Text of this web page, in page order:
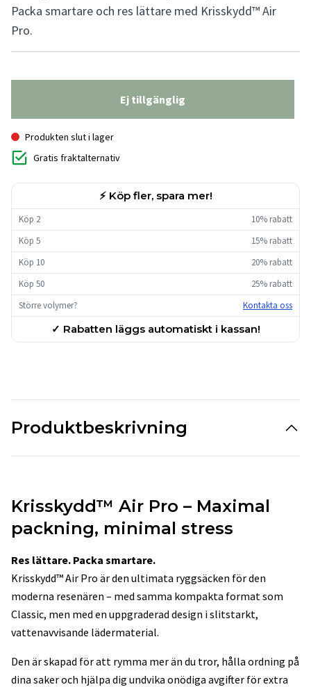
Packa smartare och res lättare med Krisskydd™ Air
Pro.
Ej tillgänglig
Produkten slut i lager
Gratis fraktalternativ
⚡ Köp fler, spara mer!
Köp 2
10% rabatt
Köp 5
15% rabatt
Köp 10
20% rabatt
Köp 50
25% rabatt
Större volymer?
Kontakta oss
✓ Rabatten läggs automatiskt i kassan!
Produktbeskrivning
Krisskydd™ Air Pro – Maximal
packning, minimal stress
Res lättare. Packa smartare.
Krisskydd™ Air Pro är den ultimata ryggsäcken för den
moderna resenären – med samma kompakta format som
Classic, men med en uppgraderad design i slitstarkt,
vattenavvisande lädermaterial.
Den är skapad för att rymma mer än du tror, hålla ordning på
dina saker och hjälpa dig undvika onödiga avgifter för extra